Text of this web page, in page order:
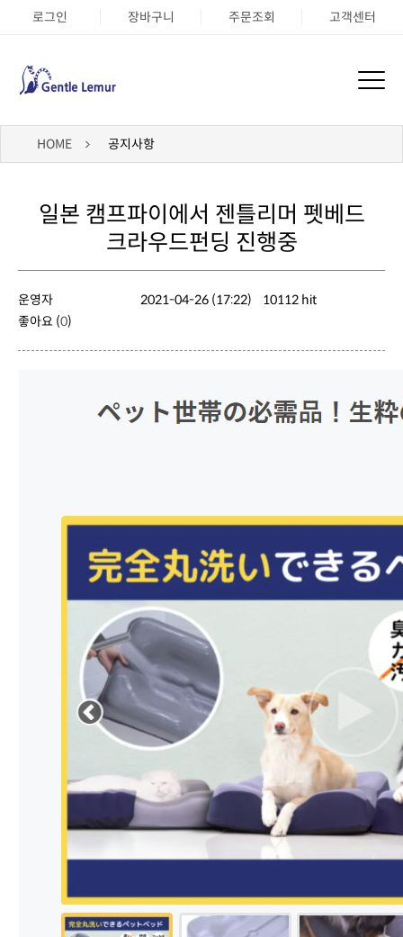
로그인 장바구니 주문조회 고객센터
HOME 공지사항
크라우드펀딩 진행중
운영자 2021-04-26 (17:22)
10112 hit
좋아요 (0)